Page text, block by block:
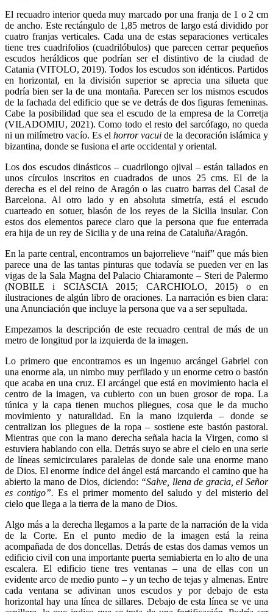
El recuadro interior queda muy marcado por una franja de 1 o 2 cm
de ancho. Este rectángulo de 1,85 metros de largo está dividido por
cuatro franjas verticales. Cada una de estas separaciones verticales
tiene tres cuadrifolios (cuadrilóbulos) que parecen cerrar pequeños
escudos heráldicos que podrían ser el distintivo de la ciudad de
Catania (VITOLO, 2019). Todos los escudos son idénticos. Partidos
en horizontal, en la división superior se aprecia una silueta que
podría bien ser la de una montaña. Parecen ser los mismos escudos
de la fachada del edificio que se ve detrás de dos figuras femeninas.
Cabe la posibilidad que sea el escudo de la empresa de la Corretja
(VILADOMIU, 2021). Como todo el resto del sarcófago, no queda
ni un milímetro vacío. Es el horror vacui de la decoración islámica y
bizantina, donde se fusiona el arte occidental y oriental.
Los dos escudos dinásticos – cuadrilongo ojival – están tallados en
unos círculos inscritos en cuadrados de unos 25 cms. El de la
derecha es el del reino de Aragón o las cuatro barras del Casal de
Barcelona. Al otro lado y en absoluta simetría, está el escudo
cuarteado en sotuer, blasón de los reyes de la Sicilia insular. Con
estos dos elementos parece claro que la persona que fue enterrada
era hija de un rey de Sicilia y de una reina de Cataluña/Aragón.
En la parte central, encontramos un bajorrelieve “naif” que más bien
parece una de las tantas pinturas que todavía se pueden ver en las
vigas de la Sala Magna del Palacio Chiaramonte – Steri de Palermo
(NOBILE i SCIASCIA 2015; CARCHIOLO, 2015) o en
ilustraciones de algún libro de oraciones. La narración es bien clara:
una Anunciación que incluye la persona que va a ser sepultada.
Empezamos la descripción de este recuadro central de más de un
metro de longitud por la izquierda de la imagen.
Lo primero que encontramos es un ingenuo arcángel Gabriel con
una enorme ala, un nimbo muy perfilado y un enorme cetro o bastón
que acaba en una cruz. El arcángel que está en movimiento hacia el
centro de la imagen, va cubierto con un buen grosor de ropa. La
túnica y la capa tienen muchos pliegues, cosa que le da mucho
movimiento y naturalidad. En la mano izquierda – donde se
centralizan los pliegues de la ropa – sostiene este bastón pastoral.
Mientras que con la mano derecha señala hacia la Virgen, como si
estuviera hablando con ella. Detrás suyo se abre el cielo en una serie
de líneas semicirculares paralelas de donde sale una enorme mano
de Dios. El enorme índice del ángel está marcando el camino que ha
abierto la mano de Dios, diciendo: “Salve, llena de gracia, el Señor
es contigo”. Es el primer momento del saludo y del misterio del
cielo que llega a la tierra de la mano de Dios.
Algo más a la derecha llegamos a la parte de la narración de la vida
de la Corte. En el punto medio de la imagen está la reina
acompañada de dos doncellas. Detrás de estas dos damas vemos un
edificio civil con una importante puerta semiabierta en lo alto de una
escalera. El edificio tiene tres ventanas – una de ellas con un
evidente arco de medio punto – y un techo de tejas y almenas. Entre
cada ventana se adivinan unos escudos y por debajo de esta
horizontal hay una línea de sillares. Debajo de esta línea se ve una